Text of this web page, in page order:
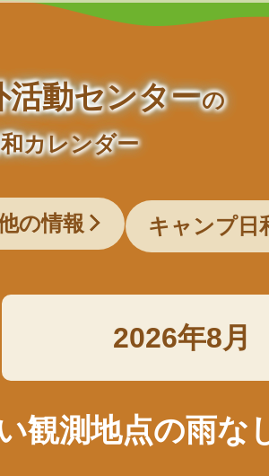
活動センターの
カレンダー
の情報 キャンプ日
2026年8月
観測地点の雨な